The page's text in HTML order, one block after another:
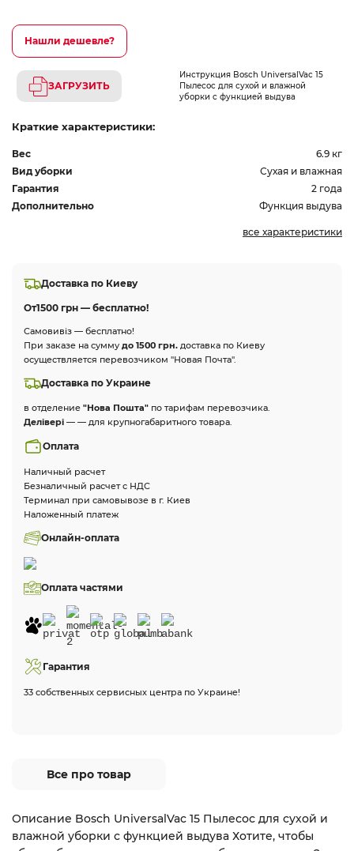
Нашли дешевле?
ЗАГРУЗИТЬ
Инструкция Bosch UniversalVac 15
Пылесос для сухой и влажной
уборки с функцией выдува
Краткие характеристики:
Вес
6.9 кг
Вид уборки
Сухая и влажная
Гарантия
2 года
Дополнительно
Функция выдува
все характеристики
Доставка по Киеву
От1500 грн — бесплатно!
Самовивіз — бесплатно!
При заказе на сумму до 1500 грн. доставка по Киеву
осуществляется перевозчиком "Новая Почта".
Доставка по Украине
в отделение "Нова Пошта" по тарифам перевозчика.
Делівері — — для крупногабаритного товара.
Оплата
Наличный расчет
Безналичный расчет с НДС
Терминал при самовывозе в г. Киев
Наложенный платеж
Онлайн-оплата
Оплата частями
Гарантия
33 собственных сервисных центра по Украине!
Все про товар
Описание Bosch UniversalVac 15 Пылесос для сухой и
влажной уборки с функцией выдува Хотите, чтобы